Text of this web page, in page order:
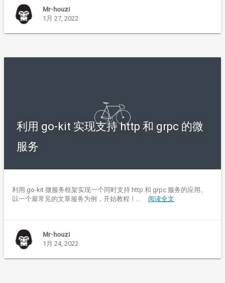
Mr-houzi
1月 27, 2022
利用 go-kit 实现支持 http 和 grpc 的微
服务
利用 go-kit 微服务框架实现一个同时支持 http 和 grpc 服务的应用。
以一个最常见的文章服务为例，开始教程！... 阅读全文
Mr-houzi
1月 24, 2022